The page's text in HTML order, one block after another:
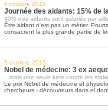
6 octobre 2015
Journée des aidants: 15% de
40% des aidants sont salariés par
Être aidant n'est pas un métier.
consacrent la plus grande partie de
5 octobre 2015
Nobel de médecine: 3 ex
...mais une seule lutte contre les
Le prix Nobel de médecine et
chercheurs - découvreurs dans el